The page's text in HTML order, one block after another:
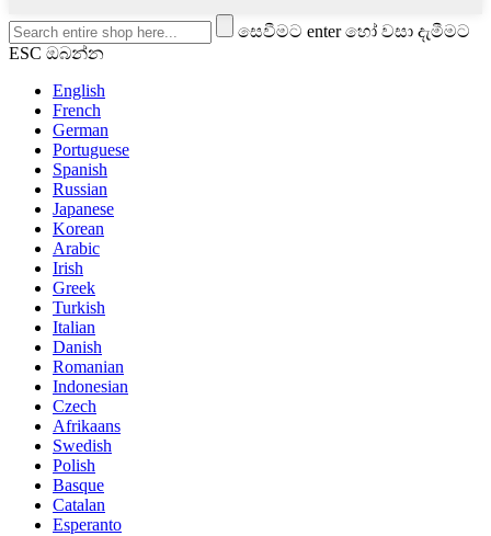
සෙවීමට enter හෝ වසා දැමීමට
ESC ඔබන්න
English
French
German
Portuguese
Spanish
Russian
Japanese
Korean
Arabic
Irish
Greek
Turkish
Italian
Danish
Romanian
Indonesian
Czech
Afrikaans
Swedish
Polish
Basque
Catalan
Esperanto